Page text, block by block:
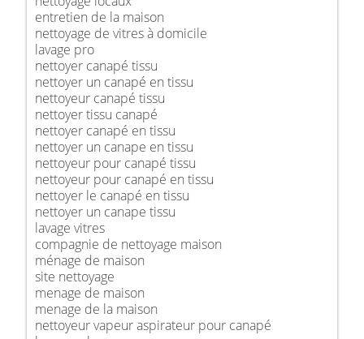
entretien de la maison
nettoyage de vitres à domicile
lavage pro
nettoyer canapé tissu
nettoyer un canapé en tissu
nettoyeur canapé tissu
nettoyer tissu canapé
nettoyer canapé en tissu
nettoyer un canape en tissu
nettoyeur pour canapé tissu
nettoyeur pour canapé en tissu
nettoyer le canapé en tissu
nettoyer un canape tissu
lavage vitres
compagnie de nettoyage maison
ménage de maison
site nettoyage
menage de maison
menage de la maison
nettoyeur vapeur aspirateur pour canapé